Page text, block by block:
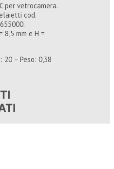
per vetrocamera.
cod.
8,5 mm e H =
– Peso: 0,38